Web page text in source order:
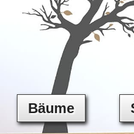
Bäume